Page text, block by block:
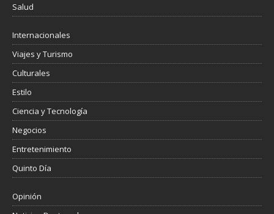
Salud
Internacionales
Viajes y Turismo
Culturales
Estilo
Ciencia y Tecnología
Negocios
Entretenimiento
Quinto Día
Opinión